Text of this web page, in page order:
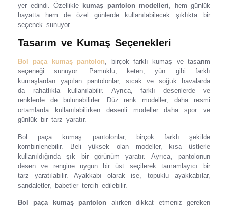
yer edindi. Özellikle kumaş pantolon modelleri, hem günlük
hayatta hem de özel günlerde kullanılabilecek şıklıkta bir
seçenek sunuyor.
Tasarım ve Kumaş Seçenekleri
Bol paça kumaş pantolon, birçok farklı kumaş ve tasarım
seçeneği sunuyor. Pamuklu, keten, yün gibi farklı
kumaşlardan yapılan pantolonlar, sıcak ve soğuk havalarda
da rahatlıkla kullanılabilir. Ayrıca, farklı desenlerde ve
renklerde de bulunabilirler. Düz renk modeller, daha resmi
ortamlarda kullanılabilirken desenli modeller daha spor ve
günlük bir tarz yaratır.
Bol paça kumaş pantolonlar, birçok farklı şekilde
kombinlenebilir. Beli yüksek olan modeller, kısa üstlerle
kullanıldığında şık bir görünüm yaratır. Ayrıca, pantolonun
desen ve rengine uygun bir üst seçilerek tamamlayıcı bir
tarz yaratılabilir. Ayakkabı olarak ise, topuklu ayakkabılar,
sandaletler, babetler tercih edilebilir.
Bol paça kumaş pantolon alırken dikkat etmeniz gereken